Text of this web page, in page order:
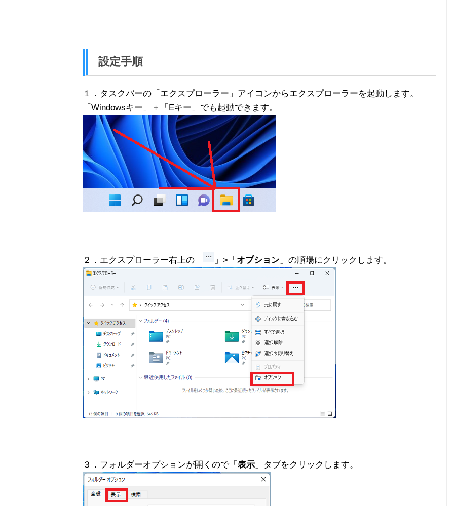
設定手順
１．タスクバーの「エクスプローラー」アイコンからエクスプローラーを起動します。
「Windowsキー」＋「Eキー」でも起動できます。
２．エクスプローラー右上の「 」>「 オプション 」の順場にクリックします。
３．フォルダーオプションが開くので「 表示 」タブをクリックします。